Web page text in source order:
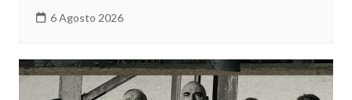
6 Agosto 2026